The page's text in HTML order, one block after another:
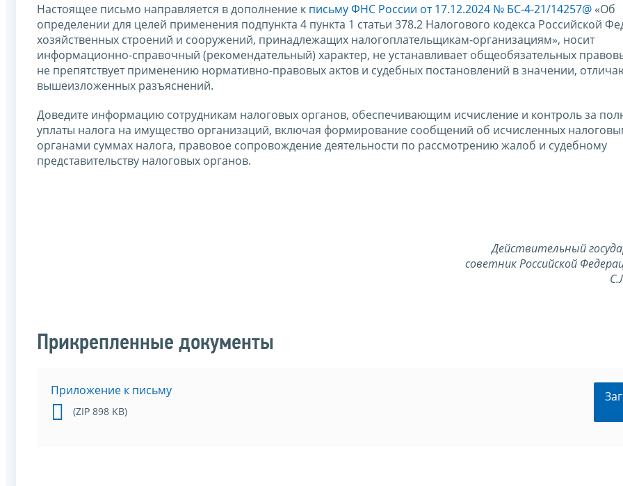
Настоящее письмо направляется в дополнение к письму ФНС России от 17.12.2024 № БС-4-21/14257@ «Об
определении для целей применения подпункта 4 пункта 1 статьи 378.2 Налогового кодекса Российской
хозяйственных строений и сооружений, принадлежащих налогоплательщикам-организациям», носит
информационно-справочный (рекомендательный) характер, не устанавливает общеобязательных
не препятствует применению нормативно-правовых актов и судебных постановлений в значении,
вышеизложенных разъяснений.
Доведите информацию сотрудникам налоговых органов, обеспечивающим исчисление и контроль за
уплаты налога на имущество организаций, включая формирование сообщений об исчисленных
органами суммах налога, правовое сопровождение деятельности по рассмотрению жалоб и судебному
представительству налоговых органов.
Действительный
советник Российской
Прикрепленные документы
Приложение к письму
(ZIP 898 KB)